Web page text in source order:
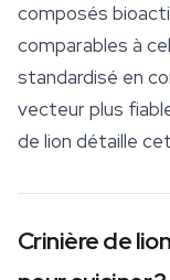
composés
comparables à
standardisé en
vecteur plus
de lion détaille
Crinière de